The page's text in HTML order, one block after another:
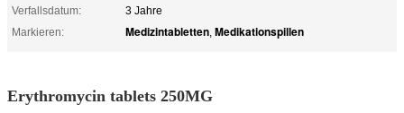
Verfallsdatum:
3 Jahre
Markieren:
Medizintabletten, Medikationspillen
Erythromycin tablets 250MG